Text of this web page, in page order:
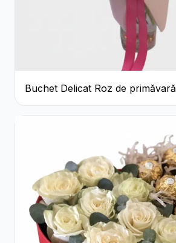
Buchet Delicat Roz de primăvară